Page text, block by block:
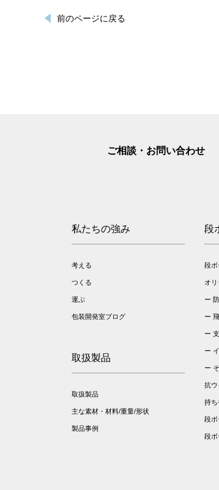
前のページに戻る
ご相談・お問い合わせ
私たちの強み
考える
つくる
運ぶ
包装開発室ブログ
取扱製品
取扱製品
主な素材・材料/重量/形状
製品事例
段
段
オ
抗
持
段
段ボ